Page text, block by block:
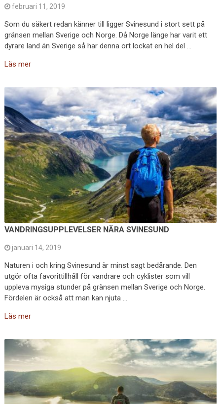
februari 11, 2019
Som du säkert redan känner till ligger Svinesund i stort sett på
gränsen mellan Sverige och Norge. Då Norge länge har varit ett
dyrare land än Sverige så har denna ort lockat en hel del …
Läs mer
VANDRINGSUPPLEVELSER NÄRA SVINESUND
januari 14, 2019
Naturen i och kring Svinesund är minst sagt bedårande. Den
utgör ofta favorittillhåll för vandrare och cyklister som vill
uppleva mysiga stunder på gränsen mellan Sverige och Norge.
Fördelen är också att man kan njuta …
Läs mer